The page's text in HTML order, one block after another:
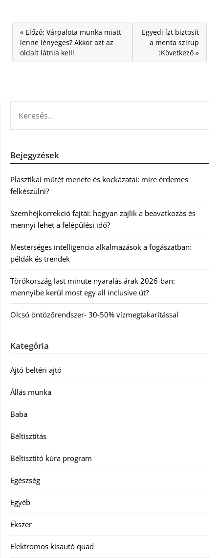
« Előző: Várpalota munka miatt
lenne lényeges? Akkor azt az
oldalt látnia kell!
Egyedi ízt biztosít
a menta szirup
:Következő »
Bejegyzések
Plasztikai műtét menete és kockázatai: mire érdemes
felkészülni?
Szemhéjkorrekció fajtái: hogyan zajlik a beavatkozás és
mennyi lehet a felépülési idő?
Mesterséges intelligencia alkalmazások a fogászatban:
példák és trendek
Törökország last minute nyaralás árak 2026-ban:
mennyibe kerül most egy all inclusive út?
Olcsó öntözőrendszer- 30-50% vízmegtakarítással
Kategória
Ajtó beltéri ajtó
Állás munka
Baba
Béltisztítás
Béltisztító kúra program
Egészség
Egyéb
Ékszer
Elektromos kisautó quad